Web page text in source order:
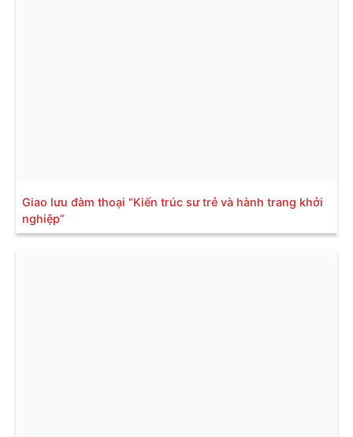
Giao lưu đàm thoại “Kiến trúc sư trẻ và hành trang khởi
nghiệp”